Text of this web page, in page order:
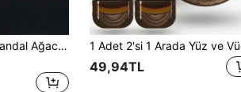
1 Adet Çift Taraflı Sandal Ağacı Tarak - Yuvarlak Kıllı Moda Antistatik Saç Derisi Masaj Fırçası, Tüm Saç Tipleri İçin Uygun, Ev ve Saç Bakımı Temel Ürünü | Moda Tarak | Ahşap Saplı
49,94TL